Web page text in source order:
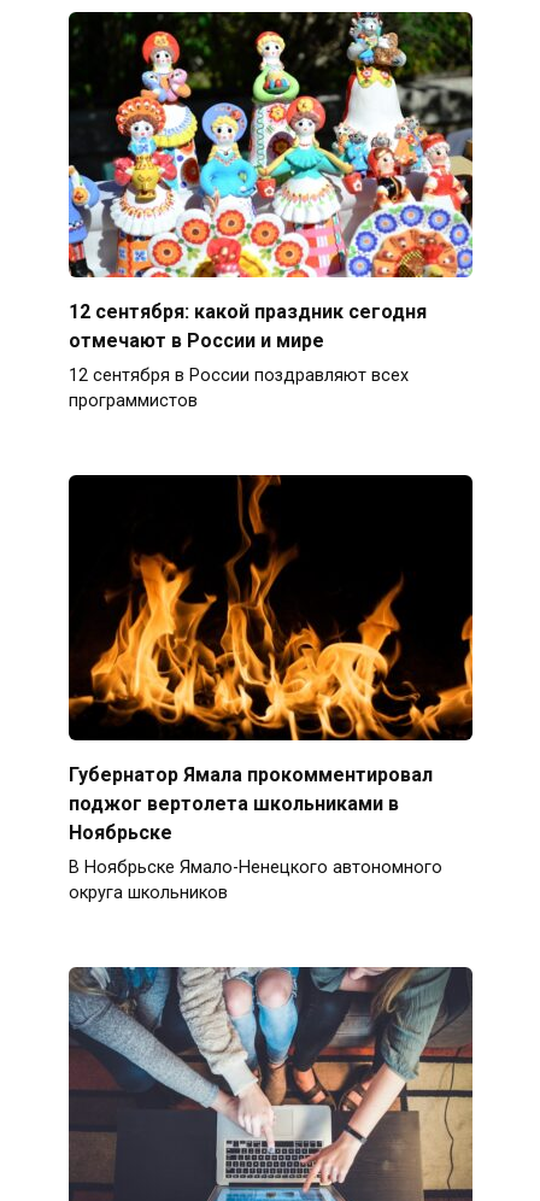
12 сентября: какой праздник сегодня
отмечают в России и мире
12 сентября в России поздравляют всех
программистов
Губернатор Ямала прокомментировал
поджог вертолета школьниками в
Ноябрьске
В Ноябрьске Ямало-Ненецкого автономного
округа школьников